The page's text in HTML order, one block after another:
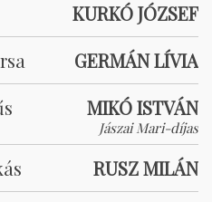
KURKÓ JÓZSEF
GERMÁN LÍVIA
MIKÓ ISTVÁN
Jászai Mari-díjas
RUSZ MILÁN